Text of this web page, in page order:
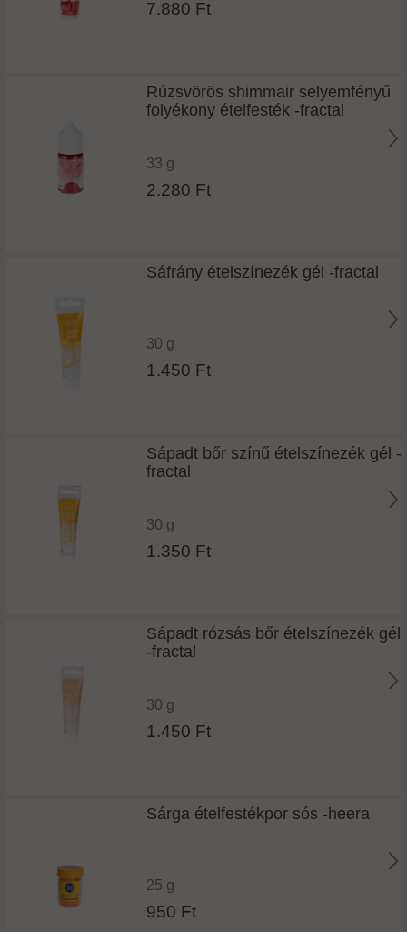
7.880 Ft
Rúzsvörös shimmair selyemfényű
folyékony ételfesték -fractal
33 g
2.280 Ft
Sáfrány ételszínezék gél -fractal
30 g
1.450 Ft
Sápadt bőr színű ételszínezék gél -
fractal
30 g
1.350 Ft
Sápadt rózsás bőr ételszínezék gél
-fractal
30 g
1.450 Ft
Sárga ételfestékpor sós -heera
25 g
950 Ft